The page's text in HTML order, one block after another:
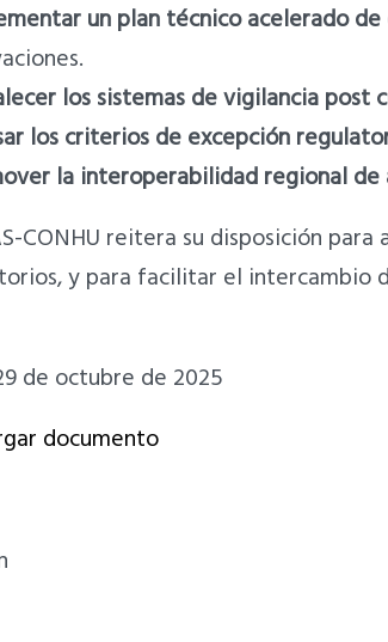
un plan técnico acelerado
los sistemas de vigilancia post
los criterios de excepción
la interoperabilidad regional de
CONHU reitera su disposición
y para facilitar el intercambio
de octubre de 2025
documento